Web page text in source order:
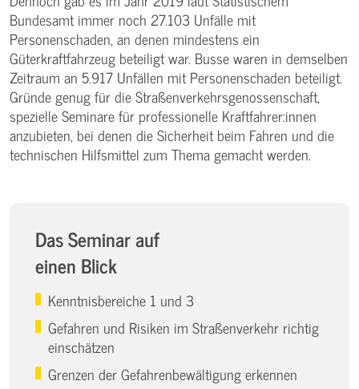
Bundesamt immer noch 27.103 Unfälle mit
Personenschaden, an denen mindestens ein
Güterkraftfahrzeug beteiligt war. Busse waren in demselben
Zeitraum an 5.917 Unfällen mit Personenschaden beteiligt.
Gründe genug für die Straßenverkehrsgenossenschaft,
spezielle Seminare für professionelle Kraftfahrer:innen
anzubieten, bei denen die Sicherheit beim Fahren und die
technischen Hilfsmittel zum Thema gemacht werden.
Das Seminar auf
einen Blick
Kenntnisbereiche 1 und 3
Gefahren und Risiken im Straßenverkehr richtig
einschätzen
Grenzen der Gefahrenbewältigung erkennen